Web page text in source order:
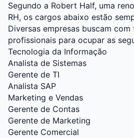
Segundo a Robert Half, uma
RH, os cargos abaixo estão
Diversas empresas buscam com
profissionais para ocupar as
Tecnologia da Informação
Analista de Sistemas
Gerente de TI
Analista SAP
Marketing e Vendas
Gerente de Contas
Gerente de Marketing
Gerente Comercial